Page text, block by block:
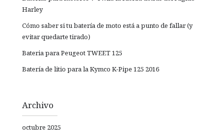
Harley
Cómo saber si tu batería de moto está a punto de fallar (y
evitar quedarte tirado)
Bateria para Peugeot TWEET 125
Batería de litio para la Kymco K-Pipe 125 2016
Archivo
octubre 2025